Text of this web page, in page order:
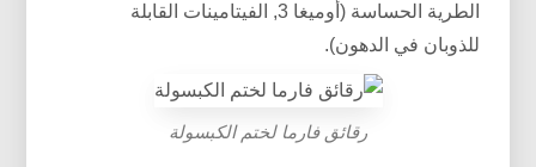
الطرية الحساسة (أوميغا 3, الفيتامينات القابلة
للذوبان في الدهون).
رقائق فارما لختم الكبسولة